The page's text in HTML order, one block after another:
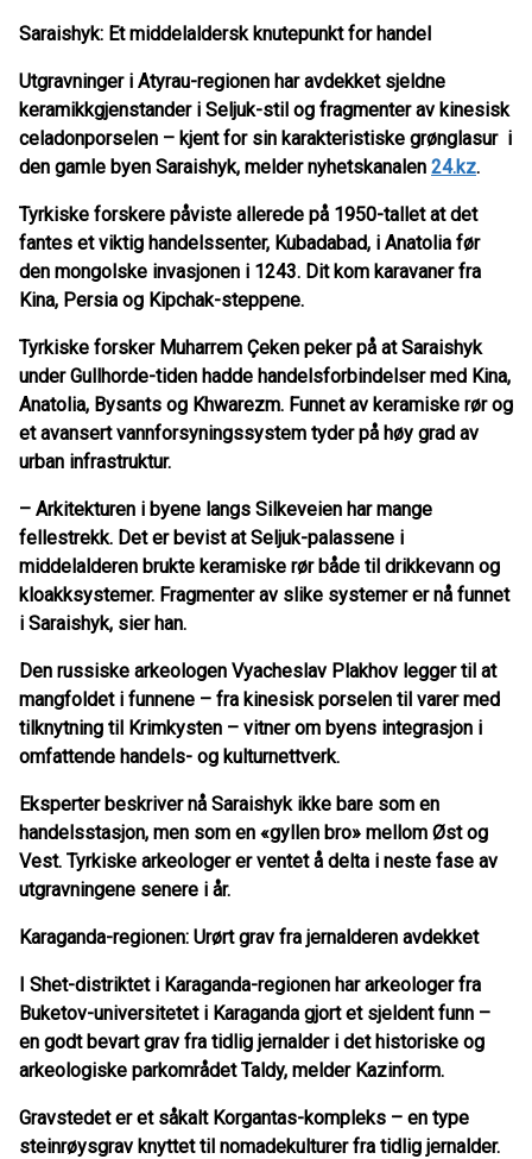
Saraishyk: Et middelaldersk knutepunkt for handel
Utgravninger i Atyrau-regionen har avdekket sjeldne
keramikkgjenstander i Seljuk-stil og fragmenter av kinesisk
celadonporselen – kjent for sin karakteristiske grønglasur i
den gamle byen Saraishyk, melder nyhetskanalen 24.kz.
Tyrkiske forskere påviste allerede på 1950-tallet at det
fantes et viktig handelssenter, Kubadabad, i Anatolia før
den mongolske invasjonen i 1243. Dit kom karavaner fra
Kina, Persia og Kipchak-steppene.
Tyrkiske forsker Muharrem Çeken peker på at Saraishyk
under Gullhorde-tiden hadde handelsforbindelser med Kina,
Anatolia, Bysants og Khwarezm. Funnet av keramiske rør og
et avansert vannforsyningssystem tyder på høy grad av
urban infrastruktur.
– Arkitekturen i byene langs Silkeveien har mange
fellestrekk. Det er bevist at Seljuk-palassene i
middelalderen brukte keramiske rør både til drikkevann og
kloakksystemer. Fragmenter av slike systemer er nå funnet
i Saraishyk, sier han.
Den russiske arkeologen Vyacheslav Plakhov legger til at
mangfoldet i funnene – fra kinesisk porselen til varer med
tilknytning til Krimkysten – vitner om byens integrasjon i
omfattende handels- og kulturnettverk.
Eksperter beskriver nå Saraishyk ikke bare som en
handelsstasjon, men som en «gyllen bro» mellom Øst og
Vest. Tyrkiske arkeologer er ventet å delta i neste fase av
utgravningene senere i år.
Karaganda-regionen: Urørt grav fra jernalderen avdekket
I Shet-distriktet i Karaganda-regionen har arkeologer fra
Buketov-universitetet i Karaganda gjort et sjeldent funn –
en godt bevart grav fra tidlig jernalder i det historiske og
arkeologiske parkområdet Taldy, melder Kazinform.
Gravstedet er et såkalt Korgantas-kompleks – en type
steinrøysgrav knyttet til nomadekulturer fra tidlig jernalder.